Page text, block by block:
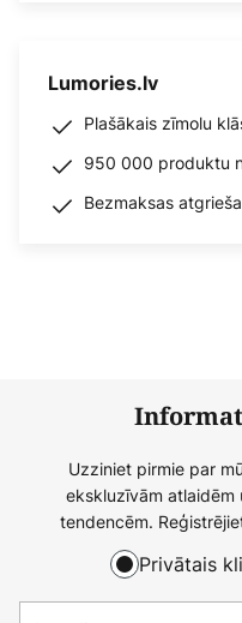
Lumories.lv
Plašākais zīmolu
950 000 produktu
Bezmaksas
Uzziniet pirmie par
ekskluzīvām atlaidēm
tendencēm.
Privātais